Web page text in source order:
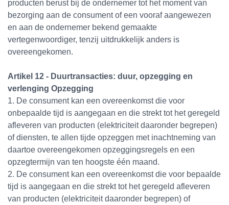
producten berust bij de ondernemer tot het moment van
bezorging aan de consument of een vooraf aangewezen
en aan de ondernemer bekend gemaakte
vertegenwoordiger, tenzij uitdrukkelijk anders is
overeengekomen.
Artikel 12 - Duurtransacties: duur, opzegging en
verlenging Opzegging
1. De consument kan een overeenkomst die voor
onbepaalde tijd is aangegaan en die strekt tot het geregeld
afleveren van producten (elektriciteit daaronder begrepen)
of diensten, te allen tijde opzeggen met inachtneming van
daartoe overeengekomen opzeggingsregels en een
opzegtermijn van ten hoogste één maand.
2. De consument kan een overeenkomst die voor bepaalde
tijd is aangegaan en die strekt tot het geregeld afleveren
van producten (elektriciteit daaronder begrepen) of